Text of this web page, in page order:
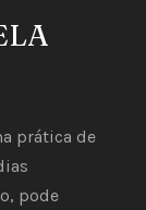
prática de
pode